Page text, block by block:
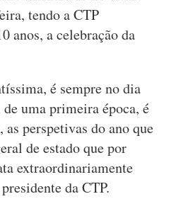
tendo a CTP
anos, a celebração da
é sempre no dia
uma primeira época, é
perspetivas do ano que
de estado que por
extraordinariamente
da CTP.